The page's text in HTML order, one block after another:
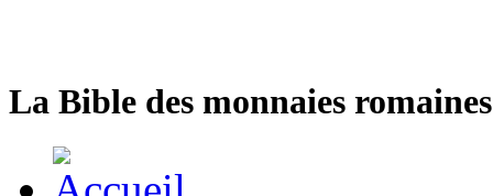
La Bible des monnaies